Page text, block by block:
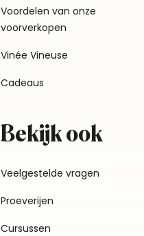
Voordelen van onze
voorverkopen
Vinée Vineuse
Cadeaus
Bekijk ook
Veelgestelde vragen
Proeverijen
Cursussen